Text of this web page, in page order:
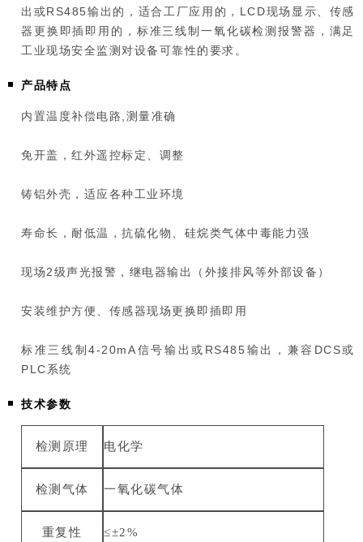
出或RS485输出的，适合工厂应用的，LCD现场显示、传感
器更换即插即用的，标准三线制一氧化碳检测报警器，满足
工业现场安全监测对设备可靠性的要求。
产品特点
内置温度补偿电路,测量准确
免开盖，红外遥控标定、调整
铸铝外壳，适应各种工业环境
寿命长，耐低温，抗硫化物、硅烷类气体中毒能力强
现场2级声光报警，继电器输出（外接排风等外部设备）
安装维护方便、传感器现场更换即插即用
标准三线制4-20mA信号输出或RS485输出，兼容DCS或
PLC系统
技术参数
检测原理 电化学
检测气体 一氧化碳气体
重复性 ≤±2%